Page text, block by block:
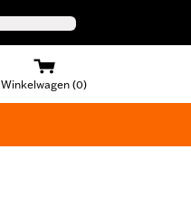
Winkelwagen (0)